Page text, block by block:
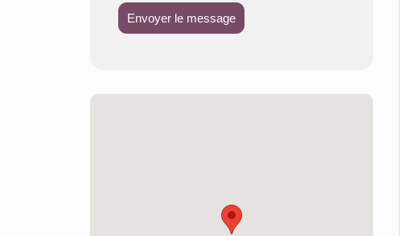
Envoyer le message